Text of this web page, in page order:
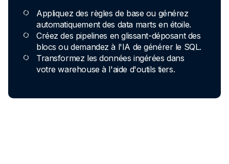
Appliquez des règles de base ou générez
automatiquement des data marts en étoile.
Créez des pipelines en glissant-déposant des
blocs ou demandez à l'IA de générer le SQL.
Transformez les données ingérées dans
votre warehouse à l'aide d'outils tiers.